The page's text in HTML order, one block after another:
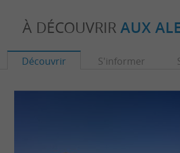
À DÉCOUVRIR AUX
Découvrir S'informer